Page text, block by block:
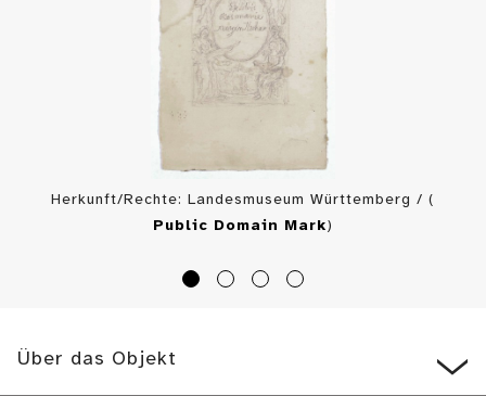
Herkunft/Rechte: Landesmuseum Württemberg / (
Public Domain Mark)
Über das Objekt